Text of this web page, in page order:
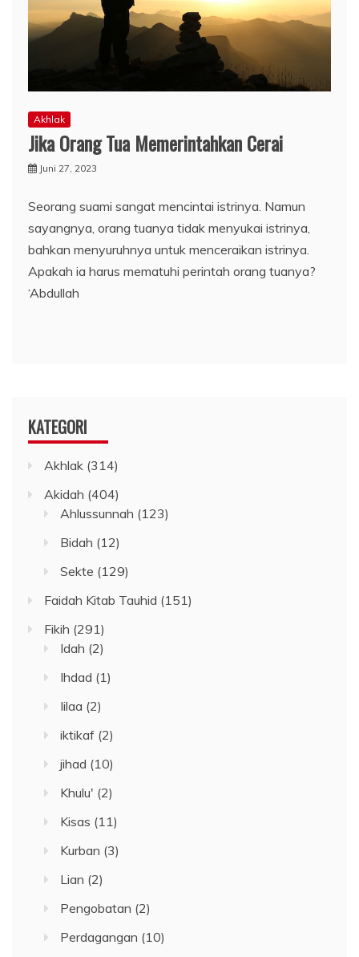
Akhlak
Jika Orang Tua Memerintahkan Cerai
Juni 27, 2023
Seorang suami sangat mencintai istrinya. Namun
sayangnya, orang tuanya tidak menyukai istrinya,
bahkan menyuruhnya untuk menceraikan istrinya.
Apakah ia harus mematuhi perintah orang tuanya?
‘Abdullah
KATEGORI
Akhlak (314)
Akidah (404)
Ahlussunnah (123)
Bidah (12)
Sekte (129)
Faidah Kitab Tauhid (151)
Fikih (291)
Idah (2)
Ihdad (1)
Iilaa (2)
iktikaf (2)
jihad (10)
Khulu' (2)
Kisas (11)
Kurban (3)
Lian (2)
Pengobatan (2)
Perdagangan (10)